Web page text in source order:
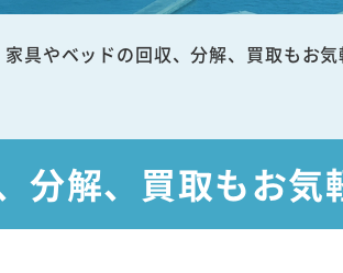
家具やベッドの回収、分解、買取もお
分解、買取もお気